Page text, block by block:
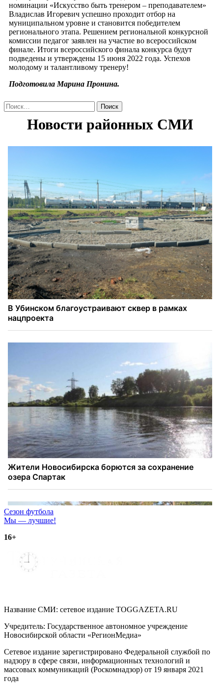
номинации «Искусство быть тренером – преподавателем»
Владислав Игоревич успешно проходит отбор на
муниципальном уровне и становится победителем
регионального этапа. Решением региональной конкурсной
комиссии педагог заявлен на участие во всероссийском
финале. Итоги всероссийского финала конкурса будут
подведены и утверждены 15 июня 2022 года. Успехов
молодому и талантливому тренеру!
Подготовила Марина Пронина.
Найти:
Навигация
по
записям
Сезон футбола
Мы — лучшие!
16+
Название СМИ: cетевое издание TOGGAZETA.RU
Учредитель: Государственное автономное учреждение
Новосибирской области «РегионМедиа»
Сетевое издание зарегистрировано Федеральной службой по
надзору в сфере связи, информационных технологий и
массовых коммуникаций (Роскомнадзор) от 19 января 2021
года